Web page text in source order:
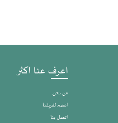
اعرف عنا اكثر
من نحن
انضم لفريقنا
اتصل بنا